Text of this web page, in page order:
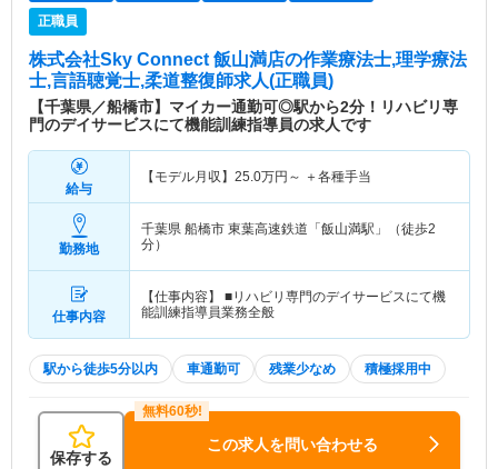
正職員
株式会社Sky Connect 飯山満店の作業療法士,理学療法
士,言語聴覚士,柔道整復師求人(正職員)
【千葉県／船橋市】マイカー通勤可◎駅から2分！リハビリ専
門のデイサービスにて機能訓練指導員の求人です
給与
【モデル月収】 25.0万円～ ＋各種手当
勤務地
千葉県 船橋市 東葉高速鉄道「飯山満駅」（徒歩2
分）
仕事内容
【仕事内容】 ■リハビリ専門のデイサービスにて機
能訓練指導員業務全般
駅から徒歩5分以内 車通勤可 残業少なめ 積極採用中
保存する
この求人を問い合わせる